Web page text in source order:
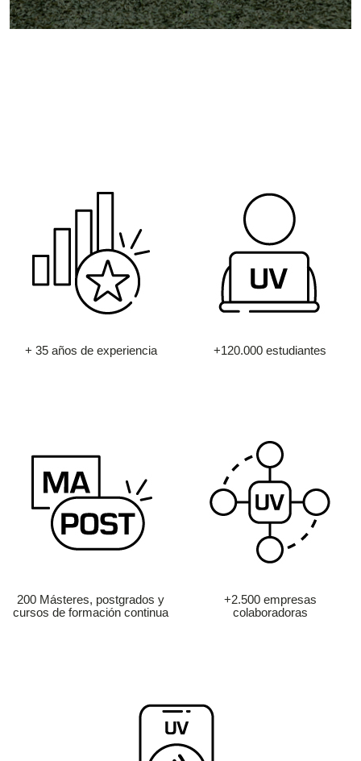
+ 35 años de experiencia +120.000 estudiantes
200 Másteres, postgrados y
cursos de formación continua
+2.500 empresas
colaboradoras